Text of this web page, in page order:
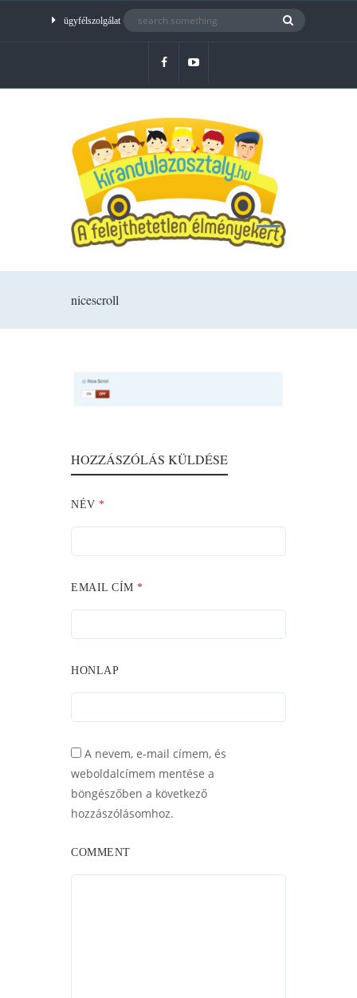
ügyfélszolgálat
nicescroll
HOZZÁSZÓLÁS KÜLDÉSE
NÉV *
EMAIL CÍM *
HONLAP
A nevem, e-mail címem, és
weboldalcímem mentése a
böngészőben a következő
hozzászólásomhoz.
COMMENT